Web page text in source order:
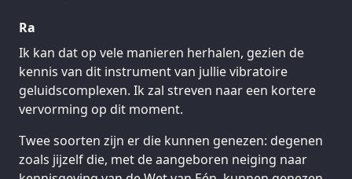
Ra
Ik kan dat op vele manieren herhalen, gezien de
kennis van dit instrument van jullie vibratoire
geluidscomplexen. Ik zal streven naar een kortere
vervorming op dit moment.
Twee soorten zijn er die kunnen genezen: degenen
zoals jijzelf die, met de aangeboren neiging naar